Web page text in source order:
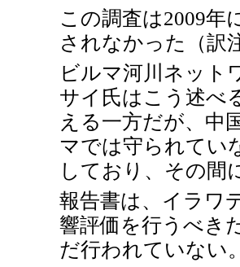
この調査は2009年
されなかった（訳
ビルマ河川ネット
サイ氏はこう述べ
える一方だが、中
マでは守られてい
しており、その間
報告書は、イラワ
響評価を行うべき
だ行われていない